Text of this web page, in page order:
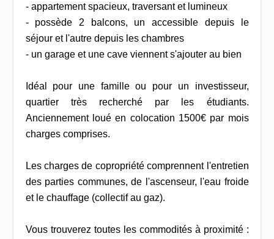
- appartement spacieux, traversant et lumineux
- possède 2 balcons, un accessible depuis le
séjour et l'autre depuis les chambres
- un garage et une cave viennent s'ajouter au bien
Idéal pour une famille ou pour un investisseur,
quartier très recherché par les étudiants.
Anciennement loué en colocation 1500€ par mois
charges comprises.
Les charges de copropriété comprennent l'entretien
des parties communes, de l'ascenseur, l'eau froide
et le chauffage (collectif au gaz).
Vous trouverez toutes les commodités à proximité :